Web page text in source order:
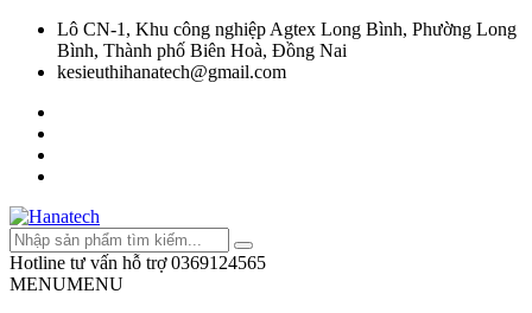
Lô CN-1, Khu công nghiệp Agtex Long Bình, Phường Long
Bình, Thành phố Biên Hoà, Đồng Nai
kesieuthihanatech@gmail.com
Hotline tư vấn hỗ trợ 0369124565
MENUMENU